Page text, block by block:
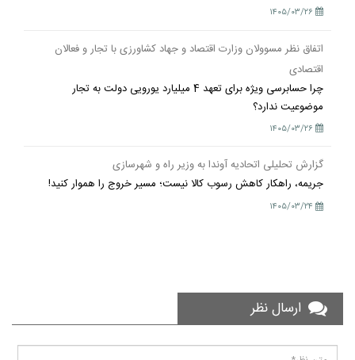
۱۴۰۵/۰۳/۲۶
اتفاق نظر مسوولان وزارت اقتصاد و جهاد کشاورزی با تجار و فعالان
اقتصادی
چرا حسابرسی ویژه برای تعهد 4 میلیارد یورویی دولت به تجار
موضوعیت ندارد؟
۱۴۰۵/۰۳/۲۶
گزارش تحلیلی اتحادیه آوندا به وزیر راه و شهرسازی
جریمه، راهکار کاهش رسوب کالا نیست؛ مسیر خروج را هموار کنید!
۱۴۰۵/۰۳/۲۴
ارسال نظر